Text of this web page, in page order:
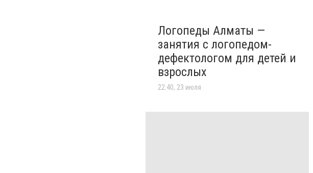
Логопеды Алматы —
занятия с логопедом-
дефектологом для детей и
взрослых
22:40, 23 июля